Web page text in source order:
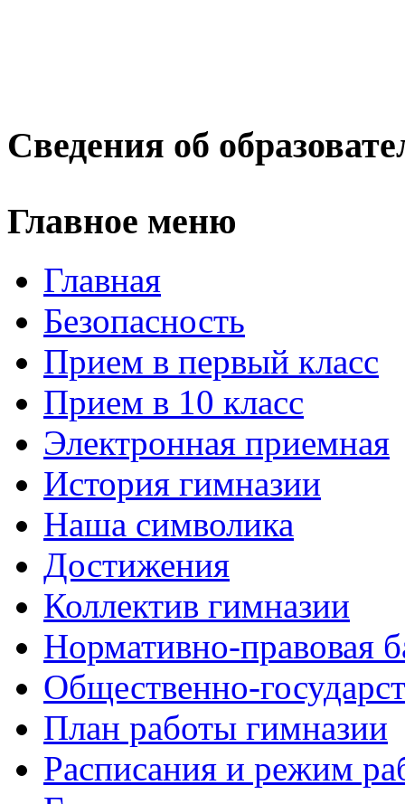
Сведения об
Главное меню
Главная
Безопасность
Прием в первый класс
Прием в 10 класс
Электронная приемная
История гимназии
Наша символика
Достижения
Коллектив гимназии
Нормативно-правовая
Общественно-
План работы гимназии
Расписания и режим